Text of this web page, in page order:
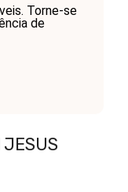
Torne-se
de
JESUS